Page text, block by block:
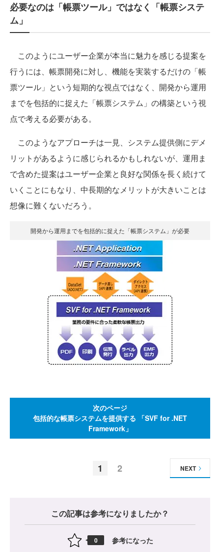
必要なのは「帳票ツール」ではなく「帳票システ
ム」
このようにユーザー企業が本当に魅力を感じる提案を
行うには、帳票開発に対し、機能を実装するだけの「帳
票ツール」という短期的な視点ではなく、開発から運用
までを包括的に捉えた「帳票システム」の構築という視
点で考える必要がある。
このようなアプローチは一見、システム提供側にデメ
リットがあるように感じられるかもしれないが、運用ま
で含めた提案はユーザー企業と良好な関係を長く続けて
いくことにもなり、中長期的なメリットが大きいことは
想像に難くないだろう。
開発から運用までを包括的に捉えた「帳票システム」が必要
次のページ
包括的な帳票システムを提供する 「SVF for .NET
Framework」
1 2 NEXT
この記事は参考になりましたか？
0 参考になった